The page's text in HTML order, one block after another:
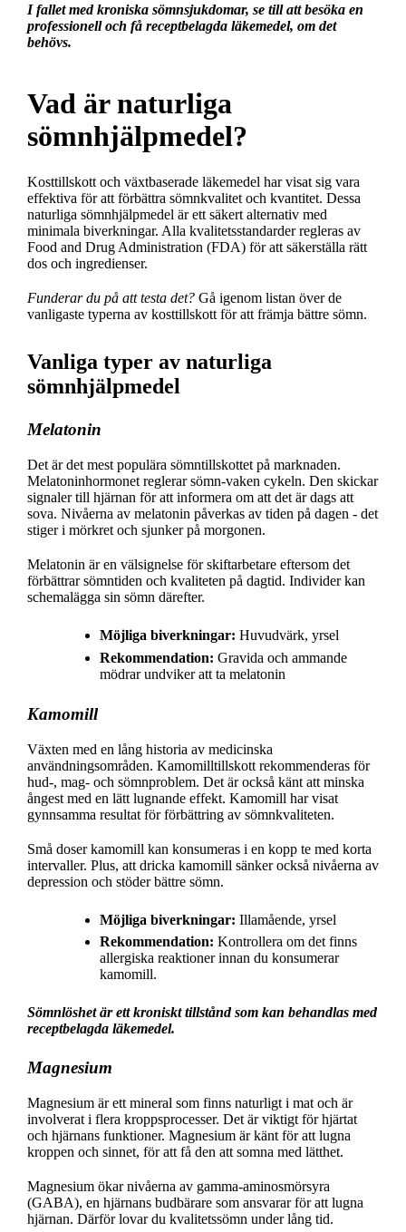
I fallet med kroniska sömnsjukdomar, se till att besöka en
professionell och få receptbelagda läkemedel, om det
behövs.
Vad är naturliga
sömnhjälpmedel?
Kosttillskott och växtbaserade läkemedel har visat sig vara
effektiva för att förbättra sömnkvalitet och kvantitet. Dessa
naturliga sömnhjälpmedel är ett säkert alternativ med
minimala biverkningar. Alla kvalitetsstandarder regleras av
Food and Drug Administration (FDA) för att säkerställa rätt
dos och ingredienser.
Funderar du på att testa det? Gå igenom listan över de
vanligaste typerna av kosttillskott för att främja bättre sömn.
Vanliga typer av naturliga
sömnhjälpmedel
Melatonin
Det är det mest populära sömntillskottet på marknaden.
Melatoninhormonet reglerar sömn-vaken cykeln. Den skickar
signaler till hjärnan för att informera om att det är dags att
sova. Nivåerna av melatonin påverkas av tiden på dagen - det
stiger i mörkret och sjunker på morgonen.
Melatonin är en välsignelse för skiftarbetare eftersom det
förbättrar sömntiden och kvaliteten på dagtid. Individer kan
schemalägga sin sömn därefter.
Möjliga biverkningar: Huvudvärk, yrsel
Rekommendation: Gravida och ammande
mödrar undviker att ta melatonin
Kamomill
Växten med en lång historia av medicinska
användningsområden. Kamomilltillskott rekommenderas för
hud-, mag- och sömnproblem. Det är också känt att minska
ångest med en lätt lugnande effekt. Kamomill har visat
gynnsamma resultat för förbättring av sömnkvaliteten.
Små doser kamomill kan konsumeras i en kopp te med korta
intervaller. Plus, att dricka kamomill sänker också nivåerna av
depression och stöder bättre sömn.
Möjliga biverkningar: Illamående, yrsel
Rekommendation: Kontrollera om det finns
allergiska reaktioner innan du konsumerar
kamomill.
Sömnlöshet är ett kroniskt tillstånd som kan behandlas med
receptbelagda läkemedel.
Magnesium
Magnesium är ett mineral som finns naturligt i mat och är
involverat i flera kroppsprocesser. Det är viktigt för hjärtat
och hjärnans funktioner. Magnesium är känt för att lugna
kroppen och sinnet, för att få den att somna med lätthet.
Magnesium ökar nivåerna av gamma-aminosmörsyra
(GABA), en hjärnans budbärare som ansvarar för att lugna
hjärnan. Därför lovar du kvalitetssömn under lång tid.